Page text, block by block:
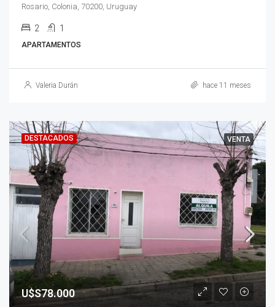
Rosario, Colonia, 70200, Uruguay
2 1
APARTAMENTOS
Valeria Durán hace 11 meses
DESTACADOS VENTA
U$S78.000